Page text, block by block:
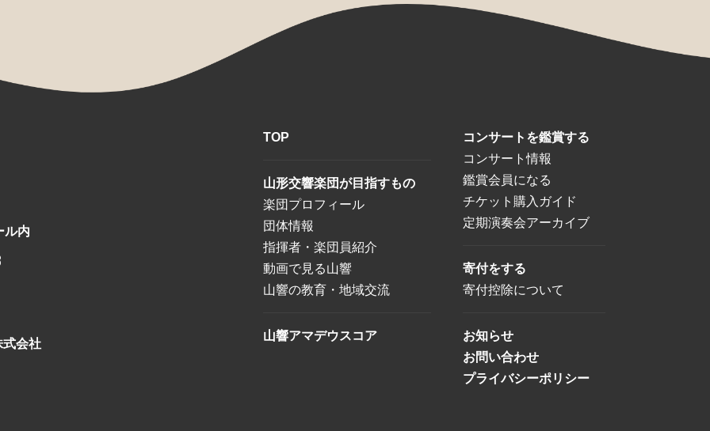
ル内
式会社
TOP
山形交響楽団が目指すもの
楽団プロフィール
団体情報
指揮者・楽団員紹介
動画で見る山響
山響の教育・地域交流
山響アマデウスコア
コンサートを鑑賞する
コンサート情報
鑑賞会員になる
チケット購入ガイド
定期演奏会アーカイブ
寄付をする
寄付控除について
お知らせ
お問い合わせ
プライバシーポリシー